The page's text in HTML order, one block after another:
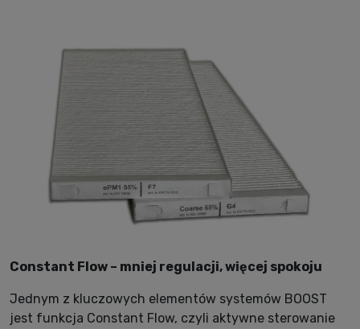
Constant Flow – mniej regulacji, więcej spokoju
Jednym z kluczowych elementów systemów BOOST
jest funkcja Constant Flow, czyli aktywne sterowanie